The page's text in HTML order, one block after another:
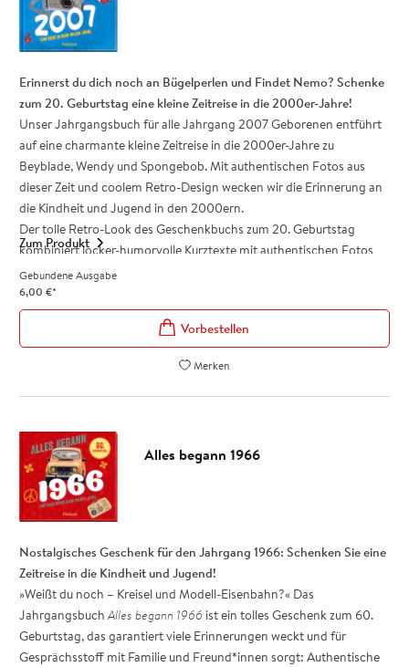
Geschenk zum runden Geburtstag
Das Jahrgangsbuch
30. Geburtstag, das auf der jeder Party für reichlich Gesprächsstoff
sorgt!
Erinnerst du dich noch an Bügelperlen und Findet Nemo? Schenke
zum 20. Geburtstag eine kleine Zeitreise in die 2000er-Jahre!
Unser Jahrgangsbuch für alle Jahrgang 2007 Geborenen entführt
auf eine charmante kleine Zeitreise in die 2000er-Jahre zu
Beyblade, Wendy und Spongebob. Mit authentischen Fotos aus
dieser Zeit und coolem Retro-Design wecken wir die Erinnerung an
die Kindheit und Jugend in den 2000ern.
Der tolle Retro-Look des Geschenkbuchs zum 20. Geburtstag
kombiniert locker-humorvolle Kurztexte mit authentischen Fotos
zum beliebten »Weißt du noch«-Effekt. Für reichlich Gesprächsstoff
auf der Party sorgen außerdem die Ära-Highlights der 00er-Jahre
aus Medien, Lifestyle, Kultur und Gesellschaft.
Das Jahrgangsbuch ist ein charmantes Geschenk zum 20.
Charmante Geschenkidee und beliebt als kleines Zusatz-
Geschenk zum 20. Geburtstag: Schenke eine Zeitreise in die 00er-
Cooles Retro-Design - Authentische Fotos und lockere
Kurztexte wecken Erinnerungen!
Für Frauen und Männer Jahrgang 2007: Ein besonderes
Geschenk zum runden Geburtstag
Das Jahrgangsbuch
20. Geburtstag, das auf jeder Party für reichlich Gesprächsstoff
sorgt!
Zum Produkt
Gebundene Ausgabe
6,00 €*
Merken
Alles begann 1966
Nostalgisches Geschenk für den Jahrgang 1966: Schenken Sie eine
Zeitreise in die Kindheit und Jugend!
»Weißt du noch – Kreisel und Modell-Eisenbahn?« Das
JahrgangsbuchAlles begann 1966 ist ein tolles Geschenk zum 60.
Geburtstag, das garantiert viele Erinnerungen weckt und für
Gesprächsstoff mit Familie und Freund*innen sorgt: Authentische